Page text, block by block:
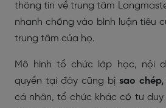
thông tin về trung tâm
nhanh chóng vào bình luận tiêu
trung tâm của họ.
Mô hình tổ chức lớp học, nội
quyền tại đây cũng bị sao chép,
cá nhân, tổ chức khác có tư duy